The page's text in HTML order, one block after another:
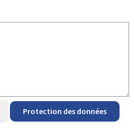
Protection des données